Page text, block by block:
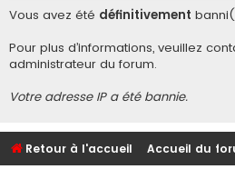
Vous avez été définitivement
Pour plus d’informations, veuillez
administrateur du forum.
Votre adresse IP a été bannie.
Retour à l'accueil Accueil du